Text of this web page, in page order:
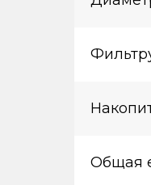
Общая